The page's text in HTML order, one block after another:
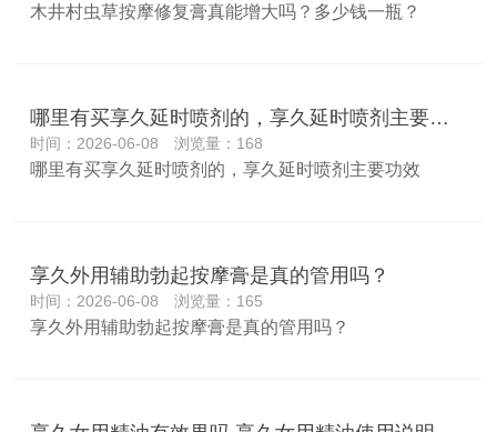
木井村虫草按摩修复膏真能增大吗？多少钱一瓶？
哪里有买享久延时喷剂的，享久延时喷剂主要功效
时间：2026-06-08 浏览量：168
哪里有买享久延时喷剂的，享久延时喷剂主要功效
享久外用辅助勃起按摩膏是真的管用吗？
时间：2026-06-08 浏览量：165
享久外用辅助勃起按摩膏是真的管用吗？